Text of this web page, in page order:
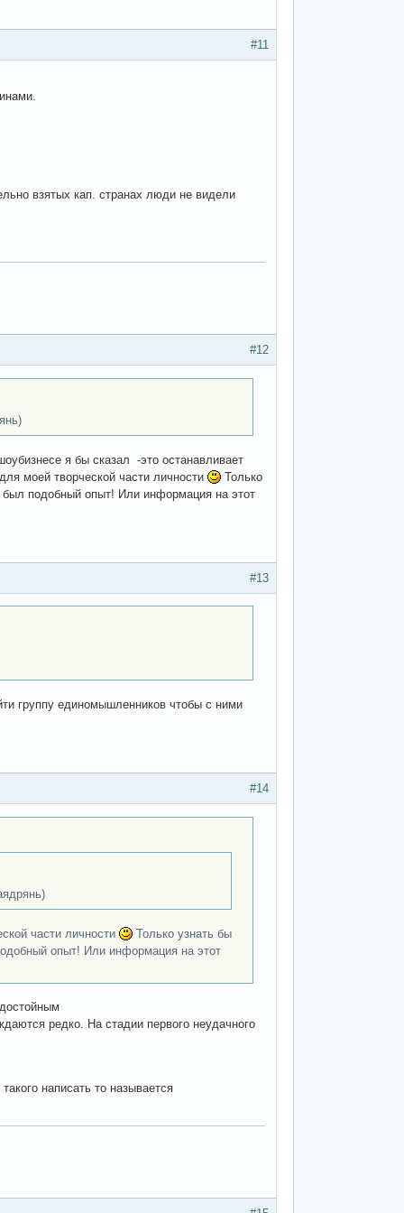
#11
взятых кап. странах люди не видели
#12
я бы сказал -это останавливает
моей творческой части личности
Только
был подобный опыт! Или информация на этот
#13
группу единомышленников чтобы с ними
#14
части личности
Только узнать бы
опыт! Или информация на этот
редко. На стадии первого неудачного
написать то называется